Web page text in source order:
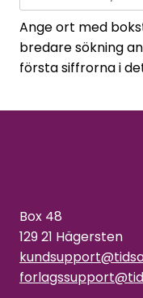
Ange ort med
bredare sökning
första siffrorna i
Box 48
129 21 Hägersten